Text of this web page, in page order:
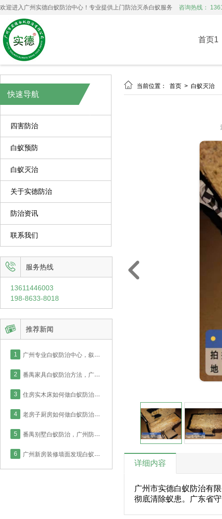
欢迎进入广州实德白蚁防治中心！专业提供上门防治灭杀白蚁服务 咨询热线：
首页1
快速导航
四害防治
白蚁预防
白蚁灭治
关于实德防治
防治资讯
联系我们
 服务热线
13611446003
198-8633-8018
 推荐新闻
1 广州专业白蚁防治中心，叙说新房厨房白蚁防治如何才能彻底！
2 番禺家具白蚁防治方法，广州防治中心2小时完成房屋施工！
3 住房实木床如何做白蚁防治，番禺业主采用喷药灭治处理！
4 老房子厨房如何做白蚁防治，番禺业主采用喷药灭治处理！
5 番禺别墅白蚁防治，广州防治中心举例说明实木门框灭治方法！
6 广州新房装修墙面发现白蚁如何防治？看实德防治中心怎么处理！
 当前位置： 首页 > 白蚁灭治

详细内容
广州市实德白蚁防治有
彻底清除蚁患。广东省